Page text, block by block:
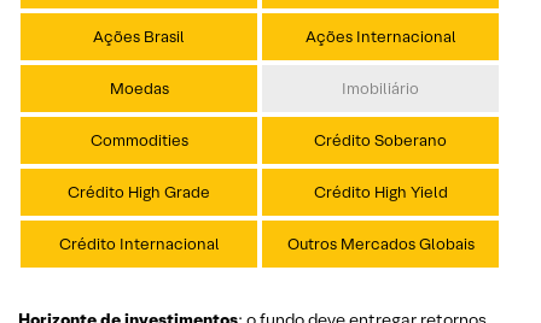
Ações Brasil Ações Internacional
Moedas Imobiliário
Commodities Crédito Soberano
Crédito High Grade Crédito High Yield
Crédito Internacional Outros Mercados Globais